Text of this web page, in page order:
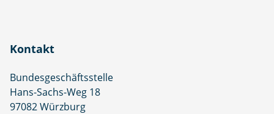
Kontakt
Bundesgeschäftsstelle
Hans-Sachs-Weg 18
97082 Würzburg